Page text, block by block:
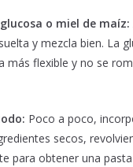
o miel de maíz:
y mezcla bien. La
más flexible y no se
Poco a poco,
secos,
para obtener una